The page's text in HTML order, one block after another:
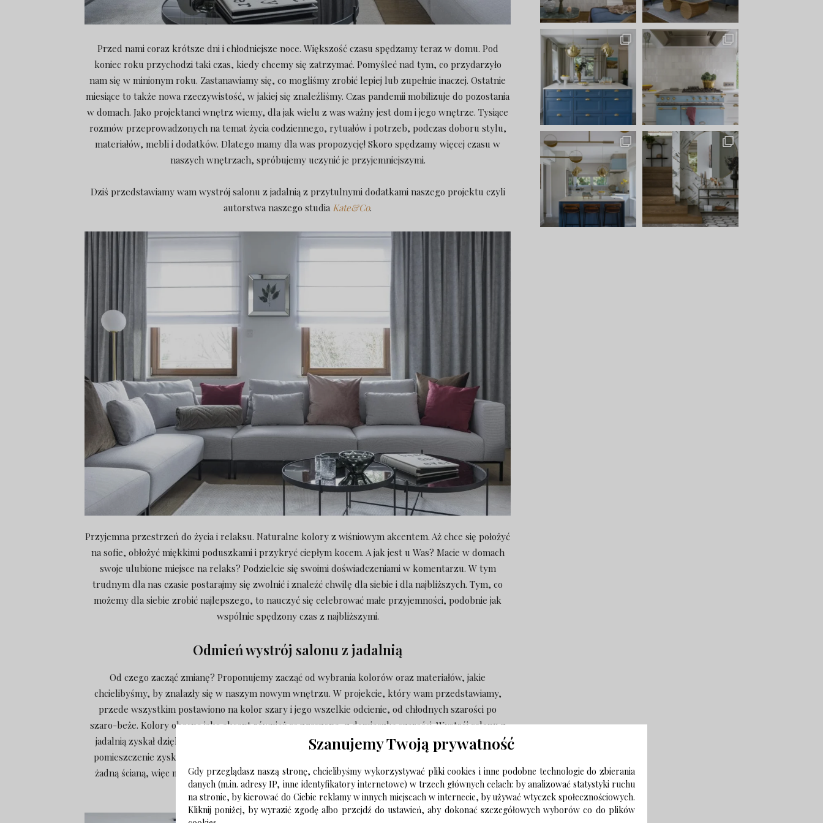
Przed nami coraz krótsze dni i chłodniejsze noce. Większość czasu spędzamy teraz w domu. Pod
koniec roku przychodzi taki czas, kiedy chcemy się zatrzymać. Pomyśleć nad tym, co przydarzyło
nam się w minionym roku. Zastanawiamy się, co mogliśmy zrobić lepiej lub zupełnie inaczej. Ostatnie
miesiące to także nowa rzeczywistość, w jakiej się znaleźliśmy. Czas pandemii mobilizuje do pozostania
w domach. Jako projektanci wnętrz wiemy, dla jak wielu z was ważny jest dom i jego wnętrze. Tysiące
rozmów przeprowadzonych na temat życia codziennego, rytuałów i potrzeb, podczas doboru stylu,
materiałów, mebli i dodatków. Dlatego mamy dla was propozycję! Skoro spędzamy więcej czasu w
naszych wnętrzach, spróbujemy uczynić je przyjemniejszymi.
Dziś przedstawiamy wam wystrój salonu z jadalnią z przytulnymi dodatkami naszego projektu czyli
autorstwa naszego studia Kate&Co.
Przyjemna przestrzeń do życia i relaksu. Naturalne kolory z wiśniowym akcentem. Aż chce się położyć
na sofie, obłożyć miękkimi poduszkami i przykryć ciepłym kocem. A jak jest u Was? Macie w domach
swoje ulubione miejsce na relaks? Podzielcie się swoimi doświadczeniami w komentarzu. W tym
trudnym dla nas czasie postarajmy się zwolnić i znaleźć chwilę dla siebie i dla najbliższych. Tym, co
możemy dla siebie zrobić najlepszego, to nauczyć się celebrować małe przyjemności, podobnie jak
wspólnie spędzony czas z najbliższymi.
Odmień wystrój salonu z jadalnią
Od czego zacząć zmianę? Proponujemy zacząć od wybrania kolorów oraz materiałów, jakie
chcielibyśmy, by znalazły się w naszym nowym wnętrzu. W projekcie, który wam przedstawiamy,
przede wszystkim postawiono na kolor szary i jego wszelkie odcienie, od chłodnych szarości po
szaro-beże. Kolory obecne jako akcent również są zgaszone, z domieszką szarości. Wystrój salonu z
jadalnią zyskał dzięki temu spójny charakter. Do zagospodarowania była bardzo duża przestrzeń,
pomieszczenie zyskało dwie funkcje. Salon oraz jadalnię. Pomieszczenia nie są oddzielone od siebie
żadną ścianą, więc możemy poczuć tę przestrzeń oraz utrzymywać kontakt wzrokowy z naszymi
domownikami.
Szanujemy Twoją prywatność
Gdy przeglądasz naszą stronę, chcielibyśmy wykorzystywać pliki cookies i inne podobne technologie do zbierania
danych (m.in. adresy IP, inne identyfikatory internetowe) w trzech głównych celach: by analizować statystyki ruchu
na stronie, by kierować do Ciebie reklamy w innych miejscach w internecie, by używać wtyczek społecznościowych.
Kliknij poniżej, by wyrazić zgodę albo przejdź do ustawień, aby dokonać szczegółowych wyborów co do plików